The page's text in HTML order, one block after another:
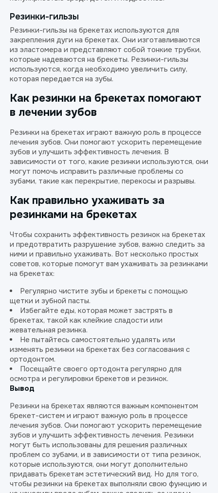
Резинки-гильзы
Резинки-гильзы на брекетах используются для
закрепления дуги на брекетах. Они изготавливаются
из эластомера и представляют собой тонкие трубки,
которые надеваются на брекеты. Резинки-гильзы
используются, когда необходимо увеличить силу,
которая передается на зубы.
Как резинки на брекетах помогают
в лечении зубов
Резинки на брекетах играют важную роль в процессе
лечения зубов. Они помогают ускорить перемещение
зубов и улучшить эффективность лечения. В
зависимости от того, какие резинки используются, они
могут помочь исправить различные проблемы со
зубами, такие как перекрытие, перекосы и разрывы.
Как правильно ухаживать за
резинками на брекетах
Чтобы сохранить эффективность резинок на брекетах
и предотвратить разрушение зубов, важно следить за
ними и правильно ухаживать. Вот несколько простых
советов, которые помогут вам ухаживать за резинками
на брекетах:
Регулярно чистите зубы и брекеты с помощью
щетки и зубной пасты.
Избегайте еды, которая может застрять в
брекетах, такой как клейкие сладости или
жевательная резинка.
Не пытайтесь самостоятельно удалять или
изменять резинки на брекетах без согласования с
ортодонтом.
Посещайте своего ортодонта регулярно для
осмотра и регулировки брекетов и резинок.
Вывод
Резинки на брекетах являются важным компонентом
брекет-систем и играют важную роль в процессе
лечения зубов. Они помогают ускорить перемещение
зубов и улучшить эффективность лечения. Резинки
могут быть использованы для решения различных
проблем со зубами, и в зависимости от типа резинок,
которые используются, они могут дополнительно
придавать брекетам эстетический вид. Но для того,
чтобы резинки на брекетах выполняли свою функцию и